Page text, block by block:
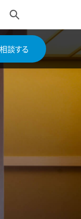
談する